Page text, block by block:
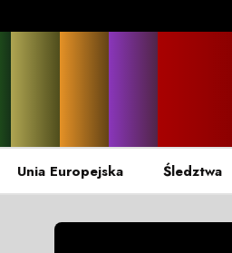
Unia Europejska Śledztwa